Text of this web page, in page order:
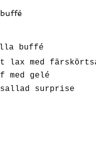
buffé
lax med
med gelé
surprise